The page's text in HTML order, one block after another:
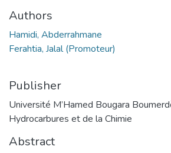
Authors
Hamidi, Abderrahmane
Ferahtia, Jalal (Promoteur)
Publisher
Université M’Hamed Bougara
Hydrocarbures et de la Chimie
Abstract